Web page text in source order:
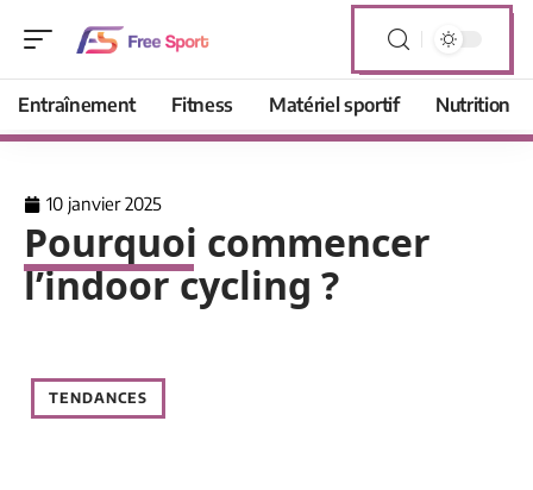
Entraînement Fitness Matériel sportif Nutrition
10 janvier 2025
Pourquoi commencer
l’indoor cycling ?
TENDANCES